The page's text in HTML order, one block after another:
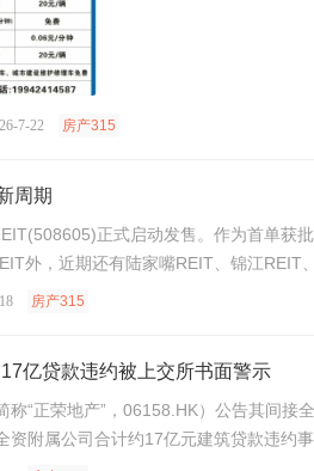
7-22 房产315
周期
正式启动发售。作为首单获
外，近期还有陆家嘴REIT、锦江REIT
房产315
亿贷款违约被上交所书面警示
称“正荣地产”，06158.HK）公告其间接
资附属公司合计约17亿元建筑贷款违约